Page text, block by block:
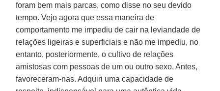
foram bem mais parcas, como disse no seu devido
tempo. Vejo agora que essa maneira de
comportamento me impediu de cair na leviandade de
relações ligeiras e superficiais e não me impediu, no
entanto, posteriormente, o cultivo de relações
amistosas com pessoas de um ou outro sexo. Antes,
favoreceram-nas. Adquiri uma capacidade de